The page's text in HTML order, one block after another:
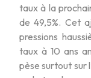
taux à la
de 49,5%. Cet
pressions
taux à 10 ans
pèse surtout sur